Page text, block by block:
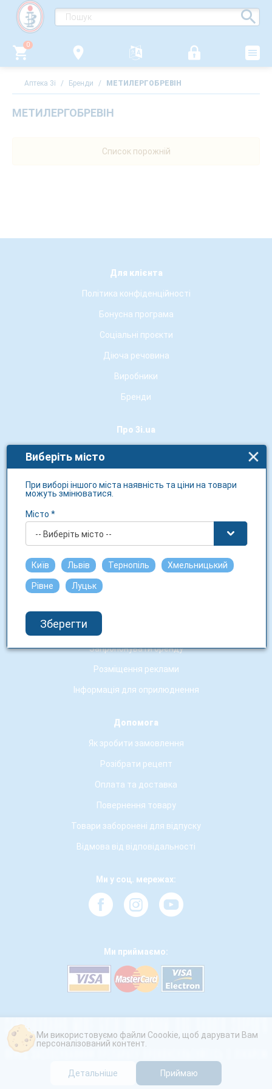
0
Аптека 3i / Бренди / МЕТИЛЕРГОБРЕВІН
МЕТИЛЕРГОБРЕВІН
Список порожній
Для клієнта
Політика конфіденційності
Бонусна програма
Соціальні проєкти
Діюча речовина
Виробники
Бренди
Про 3i.ua
Контакти
Новини мережі
Умови використання сайту
Запропонувати оренду
Розміщення реклами
Інформація для оприлюднення
Допомога
Як зробити замовлення
Розібрати рецепт
Оплата та доставка
Повернення товару
Товари заборонені для відпуску
Відмова від відповідальності
Ми у соц. мережах:
Ми приймаємо:
Ми використовуємо файли Coookie, щоб дарувати Вам
персоналізований контент.
Детальніше Приймаю
Виберіть місто
При виборі іншого міста наявність та ціни на товари
можуть змінюватися.
Місто *
-- Виберіть місто --
Київ Львів Тернопіль Хмельницький
Рівне Луцьк
Зберегти